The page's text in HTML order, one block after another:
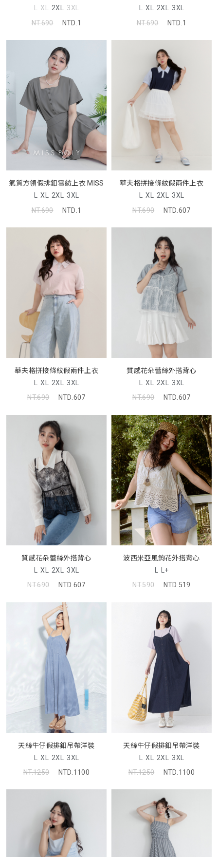
L XL 2XL 3XL
NT.690
NTD.1
L XL 2XL 3XL
NT.690
NTD.1
氣質方領假排釦雪紡上衣 MISS
L XL 2XL 3XL
NT.690
NTD.1
華夫格拼接條紋假兩件上衣
L XL 2XL 3XL
NT.690
NTD.607
華夫格拼接條紋假兩件上衣
L XL 2XL 3XL
NT.690
NTD.607
質感花朵蕾絲外搭背心
L XL 2XL 3XL
NT.690
NTD.607
質感花朵蕾絲外搭背心
L XL 2XL 3XL
NT.690
NTD.607
波西米亞風鉤花外搭背心
L L+
NT.590
NTD.519
天絲牛仔假排釦吊帶洋裝
L XL 2XL 3XL
NT.1250
NTD.1100
天絲牛仔假排釦吊帶洋裝
L XL 2XL 3XL
NT.1250
NTD.1100